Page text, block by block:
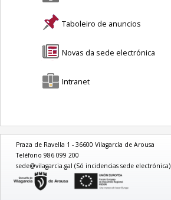
Taboleiro de anuncios
Novas da sede electrónica
Intranet
Praza de Ravella 1 - 36600 Vilagarcía de Arousa
Teléfono 986 099 200
sede@vilagarcia.gal (Só incidencias sede electrónica)